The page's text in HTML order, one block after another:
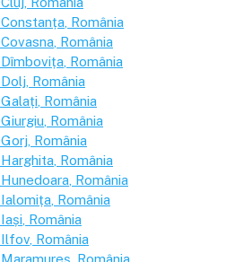
Constanța , România
Covasna , România
Dîmbovița , România
Dolj , România
Galați , România
Giurgiu , România
Gorj , România
Harghita , România
Hunedoara , România
Ialomița , România
Iași , România
Ilfov , România
Maramureș , România